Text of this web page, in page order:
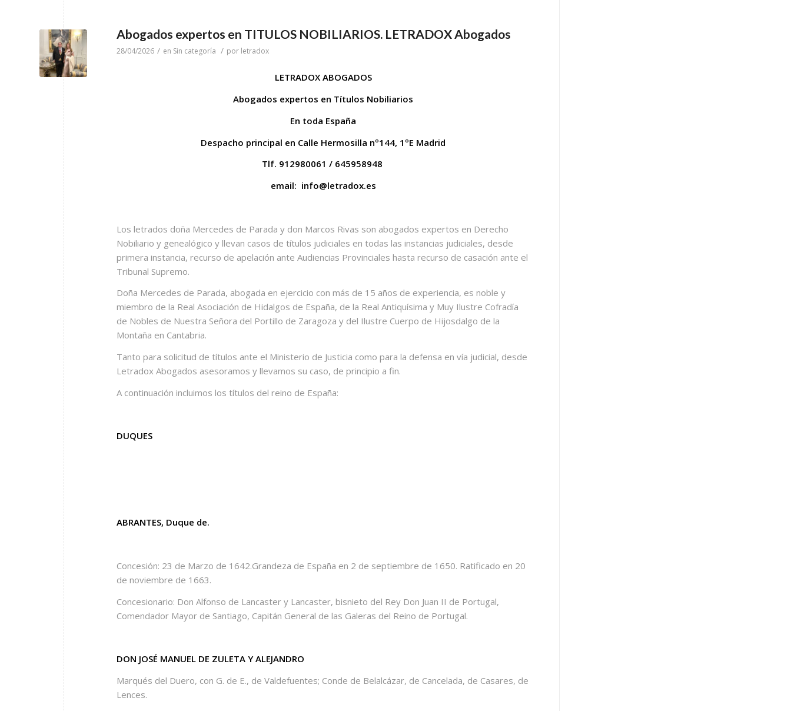
Abogados expertos en TITULOS NOBILIARIOS. LETRADOX Abogados
28/04/2026 / en Sin categoría / por letradox
LETRADOX ABOGADOS
Abogados expertos en Títulos Nobiliarios
En toda España
Despacho principal en Calle Hermosilla nº144, 1ºE Madrid
Tlf. 912980061 / 645958948
email: info@letradox.es
Los letrados doña Mercedes de Parada y don Marcos Rivas son abogados expertos en Derecho
Nobiliario y genealógico y llevan casos de títulos judiciales en todas las instancias judiciales, desde
primera instancia, recurso de apelación ante Audiencias Provinciales hasta recurso de casación ante el
Tribunal Supremo.
Doña Mercedes de Parada, abogada en ejercicio con más de 15 años de experiencia, es noble y
miembro de la Real Asociación de Hidalgos de España, de la Real Antiquísima y Muy Ilustre Cofradía
de Nobles de Nuestra Señora del Portillo de Zaragoza y del Ilustre Cuerpo de Hijosdalgo de la
Montaña en Cantabria.
Tanto para solicitud de títulos ante el Ministerio de Justicia como para la defensa en vía judicial, desde
Letradox Abogados asesoramos y llevamos su caso, de principio a fin.
A continuación incluimos los títulos del reino de España:
DUQUES
ABRANTES, Duque de.
Concesión: 23 de Marzo de 1642.Grandeza de España en 2 de septiembre de 1650. Ratificado en 20
de noviembre de 1663.
Concesionario: Don Alfonso de Lancaster y Lancaster, bisnieto del Rey Don Juan II de Portugal,
Comendador Mayor de Santiago, Capitán General de las Galeras del Reino de Portugal.
DON JOSÉ MANUEL DE ZULETA Y ALEJANDRO
Marqués del Duero, con G. de E., de Valdefuentes; Conde de Belalcázar, de Cancelada, de Casares, de
Lences.